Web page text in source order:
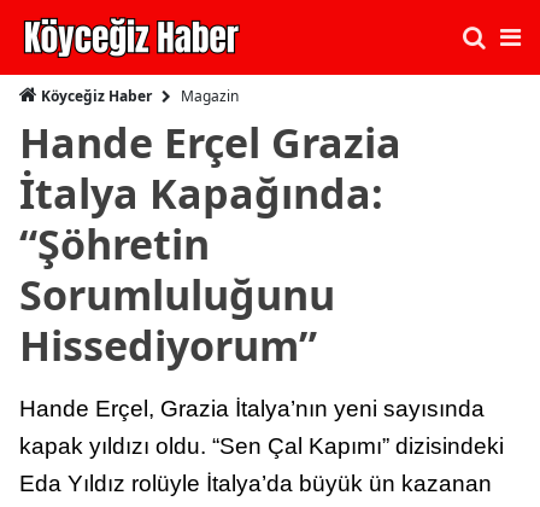
Köyceğiz Haber Magazin
Hande Erçel Grazia
İtalya Kapağında:
“Şöhretin
Sorumluluğunu
Hissediyorum”
Hande Erçel, Grazia İtalya’nın yeni sayısında
kapak yıldızı oldu. “Sen Çal Kapımı” dizisindeki
Eda Yıldız rolüyle İtalya’da büyük ün kazanan